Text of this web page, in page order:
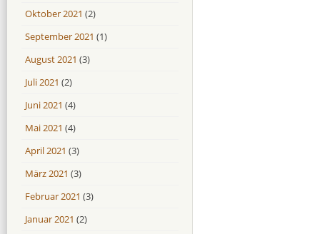
Oktober 2021 (2)
September 2021 (1)
August 2021 (3)
Juli 2021 (2)
Juni 2021 (4)
Mai 2021 (4)
April 2021 (3)
März 2021 (3)
Februar 2021 (3)
Januar 2021 (2)